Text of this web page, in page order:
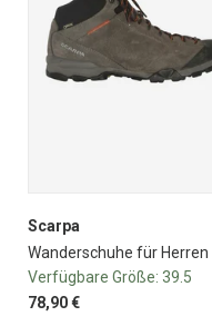
Scarpa
Wanderschuhe für Herren
Verfügbare Größe: 39.5
78,90 €